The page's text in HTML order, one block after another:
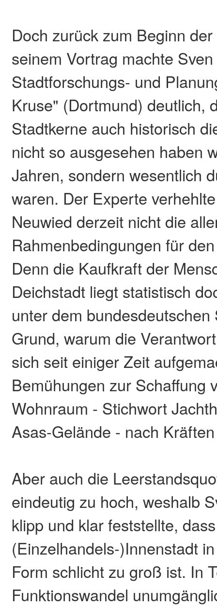
Doch zurück zum Beginn
seinem Vortrag machte
Stadtforschungs- und
Kruse" (Dortmund) deutlich,
Stadtkerne auch historisch
nicht so ausgesehen haben
Jahren, sondern wesentlich
waren. Der Experte
Neuwied derzeit nicht die
Rahmenbedingungen für
Denn die Kaufkraft der
Deichstadt liegt statistisch
unter dem bundesdeutschen
Grund, warum die
sich seit einiger Zeit
Bemühungen zur Schaffung
Wohnraum - Stichwort
Asas-Gelände - nach
Aber auch die
eindeutig zu hoch, weshalb
klipp und klar feststellte,
(Einzelhandels-)Innenstadt
Form schlicht zu groß ist. In
Funktionswandel